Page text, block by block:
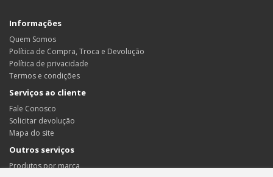
Informações
Quem Somos
Política de Compra, Troca e Devolução
Política de privacidade
Termos e condições
Serviços ao cliente
Fale Conosco
Solicitar devolução
Mapa do site
Outros serviços
Produtos por marca